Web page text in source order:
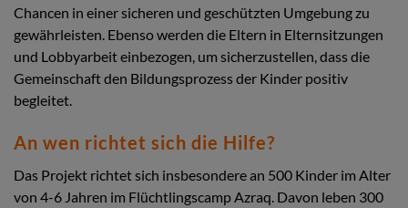
Chancen in einer sicheren und geschützten Umgebung zu
gewährleisten. Ebenso werden die Eltern in Elternsitzungen
und Lobbyarbeit einbezogen, um sicherzustellen, dass die
Gemeinschaft den Bildungsprozess der Kinder positiv
begleitet.
An wen richtet sich die Hilfe?
Das Projekt richtet sich insbesondere an 500 Kinder im Alter
von 4-6 Jahren im Flüchtlingscamp Azraq. Davon leben 300